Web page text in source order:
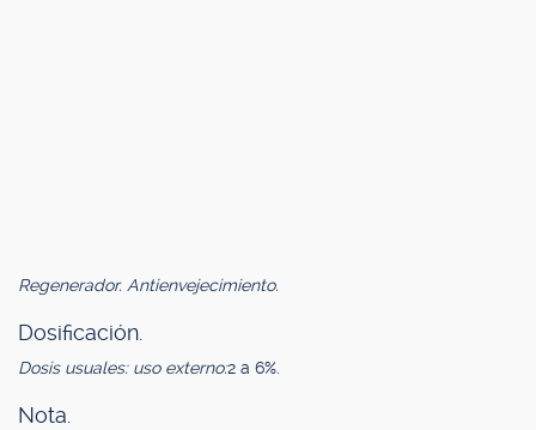
Regenerador. Antienvejecimiento.
Dosificación.
Dosis usuales: uso externo:2 a 6%.
Nota.